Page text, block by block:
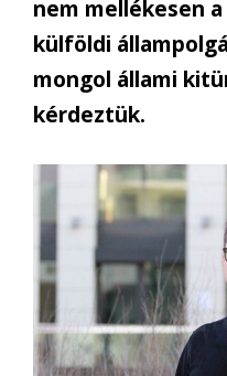
nem mellékesen
külföldi
mongol állami
kérdeztük.